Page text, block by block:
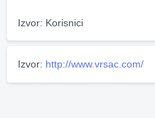
Izvor: Korisnici
Izvor: http://www.vrsac.com/